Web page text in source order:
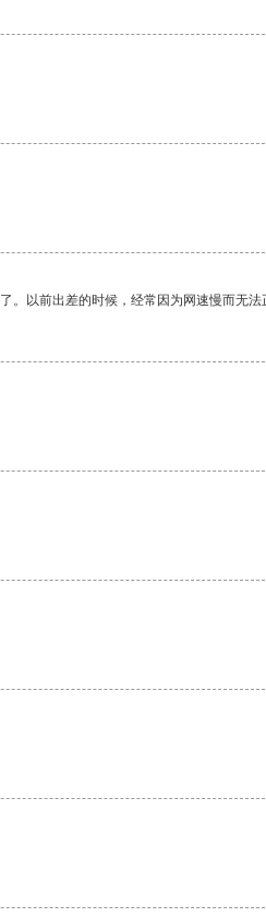
以前出差的时候，经常因为网速慢而无